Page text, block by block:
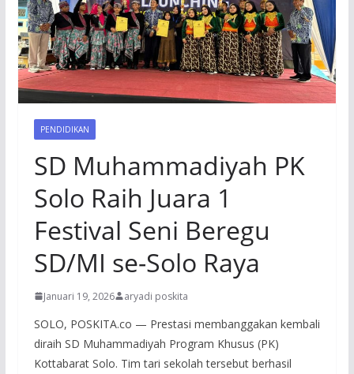
PENDIDIKAN
SD Muhammadiyah PK
Solo Raih Juara 1
Festival Seni Beregu
SD/MI se-Solo Raya
Januari 19, 2026 aryadi poskita
SOLO, POSKITA.co — Prestasi membanggakan kembali
diraih SD Muhammadiyah Program Khusus (PK)
Kottabarat Solo. Tim tari sekolah tersebut berhasil